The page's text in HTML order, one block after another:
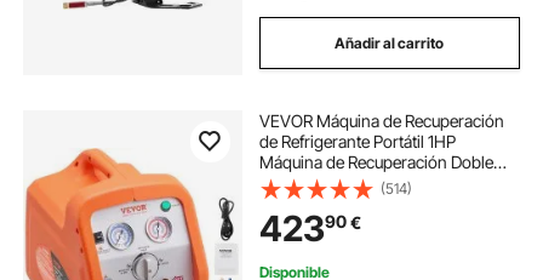
Añadir al carrito
VEVOR Máquina de Recuperación
de Refrigerante Portátil 1HP
Máquina de Recuperación Doble
Cilindro con Protección de Alta
Presión 1750 rpm para Vapor de
Refrigerante Líquido Aire
Acondicionado de Coche
(514)
42390€
Disponible